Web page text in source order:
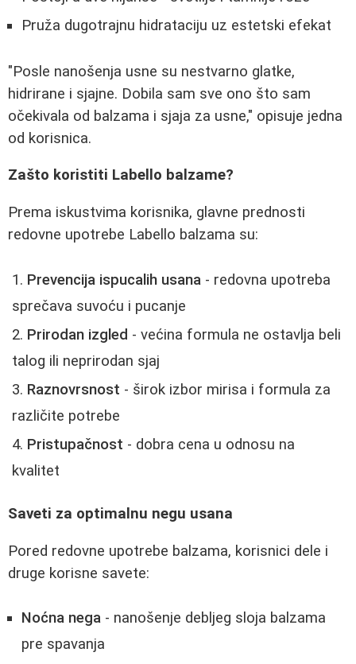
Pruža dugotrajnu hidrataciju uz estetski efekat
"Posle nanošenja usne su nestvarno glatke,
hidrirane i sjajne. Dobila sam sve ono što sam
očekivala od balzama i sjaja za usne," opisuje jedna
od korisnica.
Zašto koristiti Labello balzame?
Prema iskustvima korisnika, glavne prednosti
redovne upotrebe Labello balzama su:
Prevencija ispucalih usana - redovna upotreba
sprečava suvoću i pucanje
Prirodan izgled - većina formula ne ostavlja beli
talog ili neprirodan sjaj
Raznovrsnost - širok izbor mirisa i formula za
različite potrebe
Pristupačnost - dobra cena u odnosu na
kvalitet
Saveti za optimalnu negu usana
Pored redovne upotrebe balzama, korisnici dele i
druge korisne savete:
Noćna nega - nanošenje debljeg sloja balzama
pre spavanja